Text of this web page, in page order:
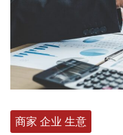
商家 企业 生意